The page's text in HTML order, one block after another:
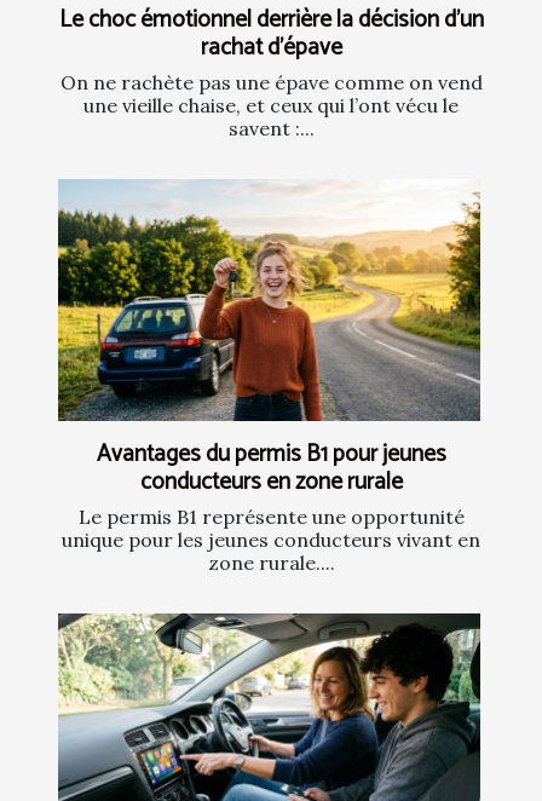
Le choc émotionnel derrière la décision d’un
rachat d’épave
On ne rachète pas une épave comme on vend
une vieille chaise, et ceux qui l’ont vécu le
savent :...
Avantages du permis B1 pour jeunes
conducteurs en zone rurale
Le permis B1 représente une opportunité
unique pour les jeunes conducteurs vivant en
zone rurale....